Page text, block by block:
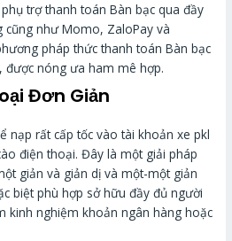
trợ thanh toán Bàn bạc qua đầy
như Momo, ZaloPay và
pháp thức thanh toán Bàn bạc
được nóng ưa ham mê hợp.
Đơn Giản
nạp rất cấp tốc vào tài khoản xe pkl
điện thoại. Đây là một giải pháp
giản và giản dị và một-một giản
biệt phù hợp sở hữu đầy đủ người
kinh nghiệm khoản ngân hàng hoặc